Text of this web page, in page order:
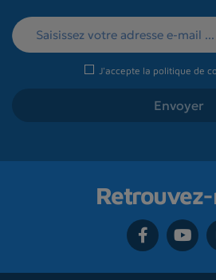
J'accepte la politique de